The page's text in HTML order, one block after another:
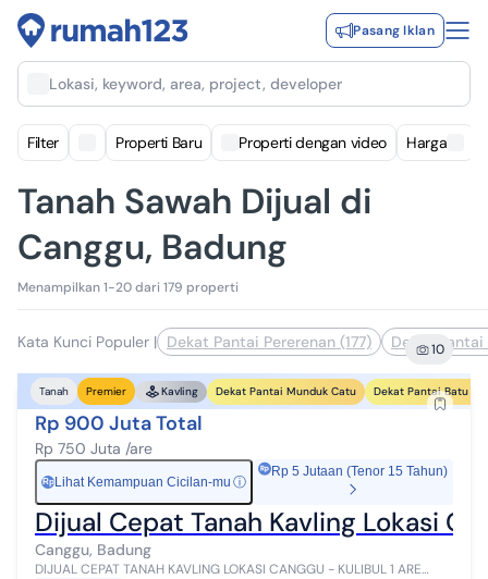
Pasang Iklan
Lokasi, keyword, area, project, developer
Filter Properti Baru Properti dengan video Harga
Tanah Sawah Dijual di
Canggu, Badung
Menampilkan 1-20 dari 179 properti
Kata Kunci Populer | Dekat Pantai Pererenan (177) Dekat Pantai
10
Tanah Premier Kavling Dekat Pantai Munduk Catu Dekat Pantai Batu
Rp 900 Juta Total
Rp 750 Juta /are
Rp Lihat Kemampuan Cicilan-mu ⓘ
Rp 5 Jutaan (Tenor 15 Tahun)
Dijual Cepat Tanah Kavling Lokasi
Canggu, Badung
DIJUAL CEPAT TANAH KAVLING LOKASI CANGGU - KULIBUL 1 ARE